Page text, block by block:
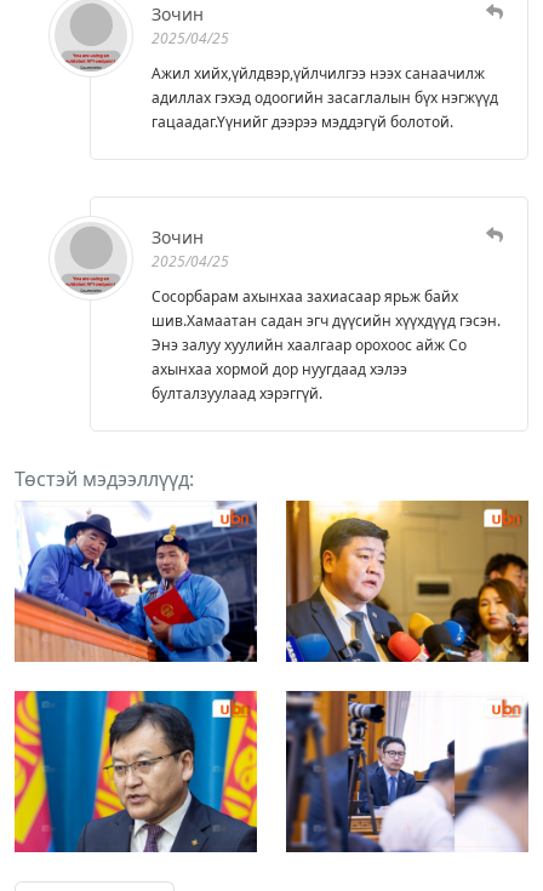
Зочин
2025/04/25
Ажил хийх,үйлдвэр,үйлчилгээ нээх санаачилж
адиллах гэхэд одоогийн засаглалын бүх нэгжүүд
гацаадаг.Үүнийг дээрээ мэддэгүй болотой.
Зочин
2025/04/25
Сосорбарам ахынхаа захиасаар ярьж байх
шив.Хамаатан садан эгч дүүсийн хүүхдүүд гэсэн.
Энэ залуу хуулийн хаалгаар орохоос айж Со
ахынхаа хормой дор нуугдаад хэлээ
булталзуулаад хэрэггүй.
Төстэй мэдээллүүд: